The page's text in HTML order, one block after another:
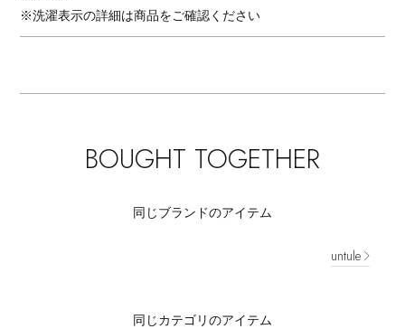
※洗濯表示の詳細は商品をご確認ください
BOUGHT TOGETHER
同じブランドのアイテム
untule
同じカテゴリのアイテム